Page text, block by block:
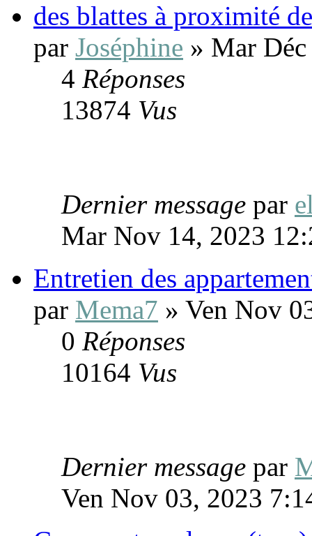
des blattes à proximité
par Joséphine » Mar
4 Réponses
13874 Vus
Dernier message par
Mar Nov 14, 2023
Entretien des
par Mema7 » Ven Nov
0 Réponses
10164 Vus
Dernier message par
Ven Nov 03, 2023